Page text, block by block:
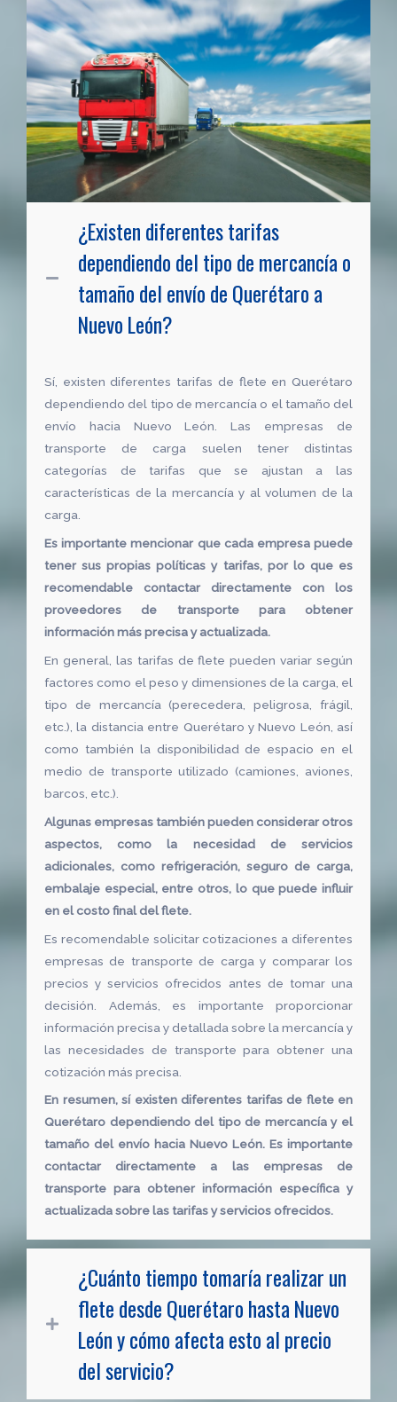
¿Existen diferentes tarifas
dependiendo del tipo de mercancía o
tamaño del envío de Querétaro a
Nuevo León?
Sí, existen diferentes tarifas de flete en Querétaro
dependiendo del tipo de mercancía o el tamaño del
envío hacia Nuevo León. Las empresas de
transporte de carga suelen tener distintas
categorías de tarifas que se ajustan a las
características de la mercancía y al volumen de la
carga.
Es importante mencionar que cada empresa puede
tener sus propias políticas y tarifas, por lo que es
recomendable contactar directamente con los
proveedores de transporte para obtener
información más precisa y actualizada.
En general, las tarifas de flete pueden variar según
factores como el peso y dimensiones de la carga, el
tipo de mercancía (perecedera, peligrosa, frágil,
etc.), la distancia entre Querétaro y Nuevo León, así
como también la disponibilidad de espacio en el
medio de transporte utilizado (camiones, aviones,
barcos, etc.).
Algunas empresas también pueden considerar otros
aspectos, como la necesidad de servicios
adicionales, como refrigeración, seguro de carga,
embalaje especial, entre otros, lo que puede influir
en el costo final del flete.
Es recomendable solicitar cotizaciones a diferentes
empresas de transporte de carga y comparar los
precios y servicios ofrecidos antes de tomar una
decisión. Además, es importante proporcionar
información precisa y detallada sobre la mercancía y
las necesidades de transporte para obtener una
cotización más precisa.
En resumen, sí existen diferentes tarifas de flete en
Querétaro dependiendo del tipo de mercancía y el
tamaño del envío hacia Nuevo León. Es importante
contactar directamente a las empresas de
transporte para obtener información específica y
actualizada sobre las tarifas y servicios ofrecidos.
¿Cuánto tiempo tomaría realizar un
flete desde Querétaro hasta Nuevo
León y cómo afecta esto al precio
del servicio?